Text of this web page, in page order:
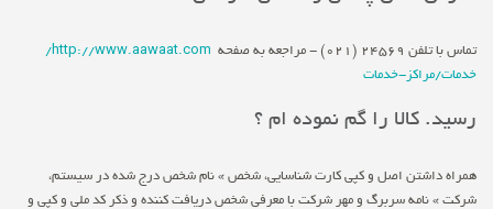
تماس با تلفن 24569 (021) - مراجعه به صفحه
http://www.aawaat.com/
خدمات/مراکز-خدمات
رسید. کالا را گم نموده ام ؟
همراه داشتن اصل و کپی کارت شناسایی، شخص » نام شخص درج شده در سیستم،
شرکت » نامه سربرگ و مهر شرکت با معرفی شخص دریافت کننده و ذکر کد ملی و کپی و